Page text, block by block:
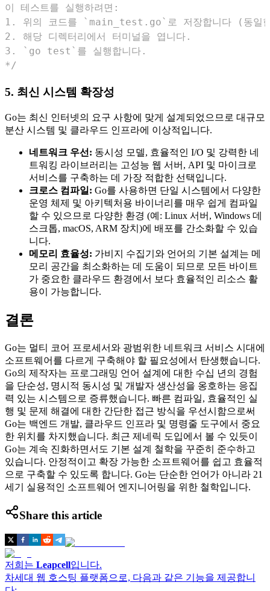
*/
5. 최신 시스템 확장성
Go는 최신 인터넷의 요구 사항에 맞게 설계되었으므로 대규모
분산 시스템 및 클라우드 인프라에 이상적입니다.
네트워크 우선: 동시성 모델, 효율적인 I/O 및 강력한 네
트워킹 라이브러리는 고성능 웹 서버, API 및 마이크로
서비스를 구축하는 데 가장 적합한 선택입니다.
크로스 컴파일: Go를 사용하면 단일 시스템에서 다양한
운영 체제 및 아키텍처용 바이너리를 매우 쉽게 컴파일
할 수 있으므로 다양한 환경 (예: Linux 서버, Windows 데
스크톱, macOS, ARM 장치)에 배포를 간소화할 수 있습
니다.
메모리 효율성: 가비지 수집기와 언어의 기본 설계는 메
모리 공간을 최소화하는 데 도움이 되므로 모든 바이트
가 중요한 클라우드 환경에서 보다 효율적인 리소스 활
용이 가능합니다.
결론
Go는 멀티 코어 프로세서와 광범위한 네트워크 서비스 시대에
소프트웨어를 다르게 구축해야 할 필요성에서 탄생했습니다.
Go의 제작자는 프로그래밍 언어 설계에 대한 수십 년의 경험
을 단순성, 명시적 동시성 및 개발자 생산성을 옹호하는 응집
력 있는 시스템으로 증류했습니다. 빠른 컴파일, 효율적인 실
행 및 문제 해결에 대한 간단한 접근 방식을 우선시함으로써
Go는 백엔드 개발, 클라우드 인프라 및 명령줄 도구에서 중요
한 위치를 차지했습니다. 최근 제네릭 도입에서 볼 수 있듯이
Go는 계속 진화하면서도 기본 설계 철학을 꾸준히 준수하고
있습니다. 안정적이고 확장 가능한 소프트웨어를 쉽고 효율적
으로 구축할 수 있도록 합니다. Go는 단순한 언어가 아니라 21
세기 실용적인 소프트웨어 엔지니어링을 위한 철학입니다.
Share this article
저희는 Leapcell입니다.
차세대 웹 호스팅 플랫폼으로, 다음과 같은 기능을 제공합니